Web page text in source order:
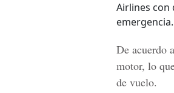
Airlines con
emergencia.
De acuerdo
motor, lo
de vuelo.